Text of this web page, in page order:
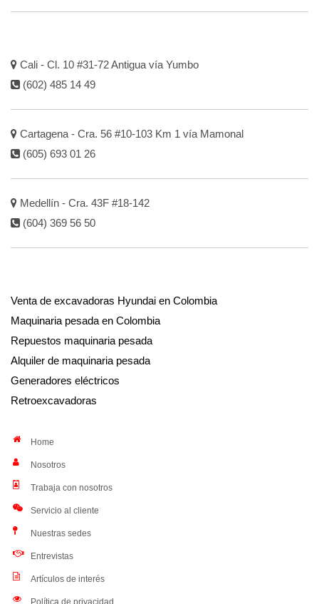
Cali - Cl. 10 #31-72 Antigua vía Yumbo
(602) 485 14 49
Cartagena - Cra. 56 #10-103 Km 1 vía Mamonal
(605) 693 01 26
Medellín - Cra. 43F #18-142
(604) 369 56 50
Venta de excavadoras Hyundai en Colombia
Maquinaria pesada en Colombia
Repuestos maquinaria pesada
Alquiler de maquinaria pesada
Generadores eléctricos
Retroexcavadoras
Home
Nosotros
Trabaja con nosotros
Servicio al cliente
Nuestras sedes
Entrevistas
Artículos de interés
Política de privacidad